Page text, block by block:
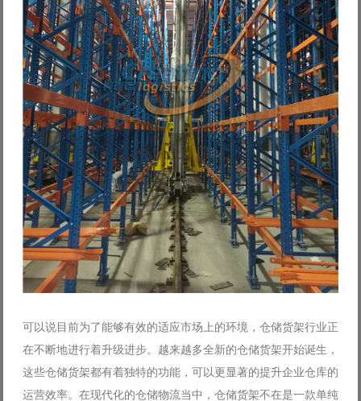
可以说目前为了能够有效的适应市场上的环境，仓储货架行业正
在不断地进行着升级进步。越来越多全新的仓储货架开始诞生，
这些仓储货架都有着独特的功能，可以更显著的提升企业仓库的
运营效率。在现代化的仓储物流当中，仓储货架不在是一款单纯